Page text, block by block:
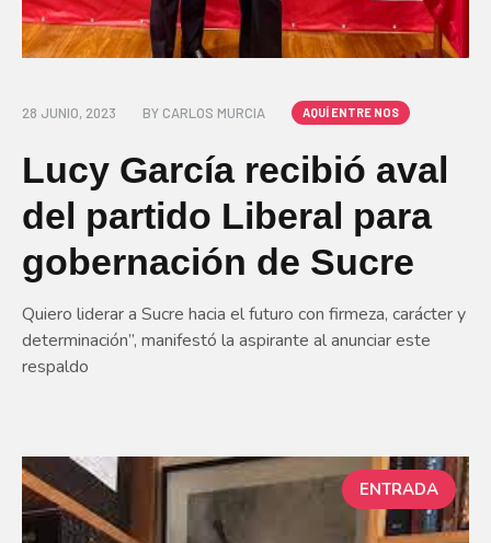
28 JUNIO, 2023 BY CARLOS MURCIA AQUÍ ENTRE NOS
Lucy García recibió aval
del partido Liberal para
gobernación de Sucre
Quiero liderar a Sucre hacia el futuro con firmeza, carácter y
determinación”, manifestó la aspirante al anunciar este
respaldo
ENTRADA